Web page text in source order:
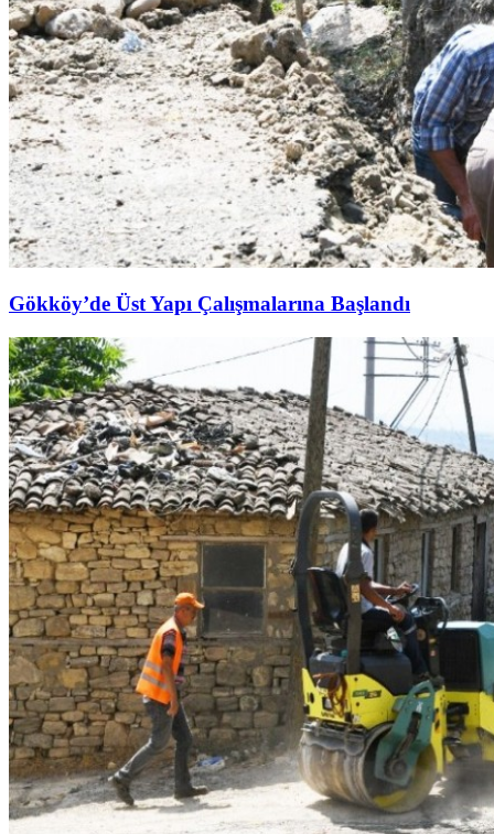
Gökköy’de Üst Yapı Çalışmalarına Başlandı